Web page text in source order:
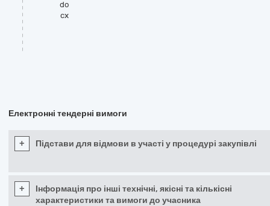
do
cx
Електронні тендерні вимоги
+ Підстави для відмови в участі у процедурі закупівлі
+
Інформація про інші технічні, якісні та кількісні
характеристики та вимоги до учасника